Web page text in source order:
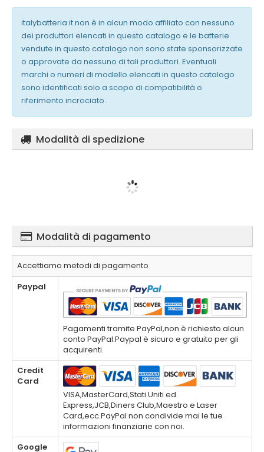
italybatteria.it non è in alcun modo affiliato con nessuno
dei produttori elencati in questo catalogo e le batterie
vendute in questo catalogo non sono state sponsorizzate
o approvate da nessuno di tali produttori. Eventuali
marchi o numeri di modello elencati in questo catalogo
sono identificati solo a scopo di compatibilità o
riferimento incrociato.
Modalità di spedizione
Modalità di pagamento
Accettiamo metodi di pagamento
Paypal
Pagamenti tramite PayPal,non è richiesto alcun
conto PayPal.Paypal è sicuro e gratuito per gli
acquirenti.
Credit
Card
VISA,MasterCard,Stati Uniti ed
Express,JCB,Diners Club,Maestro e Laser
Card,ecc.PayPal non condivide mai le tue
informazioni finanziarie con noi.
Google